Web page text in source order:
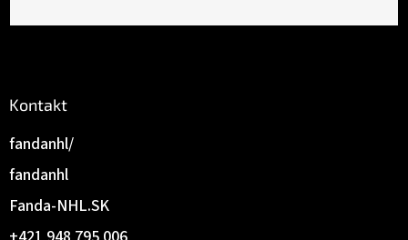
Kontakt
Fanda-NHL.SK
fandanhl
fandanhl/